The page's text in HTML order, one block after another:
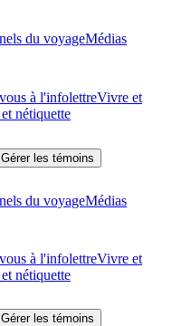
du voyageMédias
à l'infolettreVivre et
nétiquette
Gérer les témoins
du voyageMédias
à l'infolettreVivre et
nétiquette
Gérer les témoins